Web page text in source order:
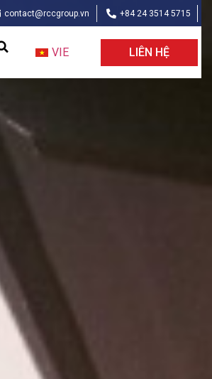
contact@rccgroup.vn +84 24 3514 5715
VIE LIÊN HỆ